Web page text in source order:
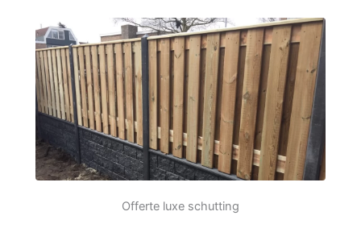
Offerte luxe schutting